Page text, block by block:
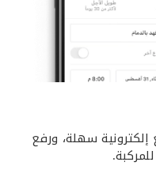
سهلة، ورفع